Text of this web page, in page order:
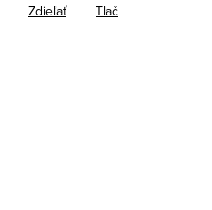
Tlač
Zdieľať